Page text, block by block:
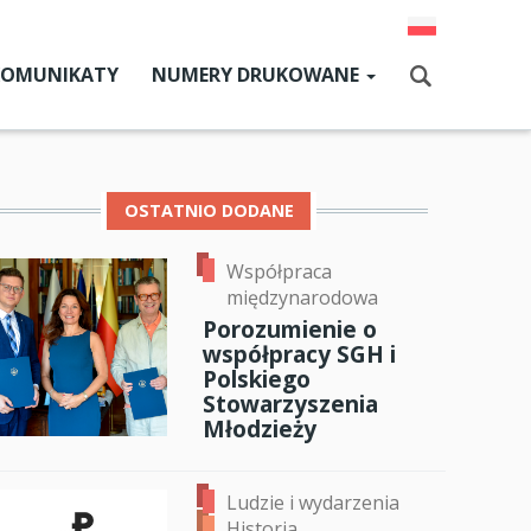
SGH
SGH
NUMERY DRUKOWANE
Aktualny numer
OSTATNIO DODANE
Współpraca
międzynarodowa
Porozumienie o
współpracy SGH i
Polskiego
Stowarzyszenia
Młodzieży
Ludzie i wydarzenia